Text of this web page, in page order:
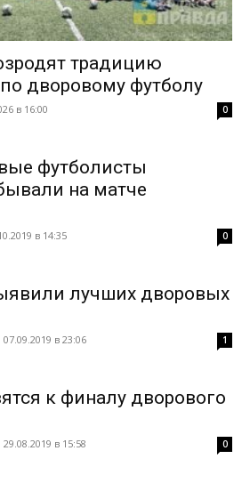
традицию
дворовому футболу
в 16:00 0
футболисты
на матче
в 14:35 0
лучших дворовых
07.09.2019 в 23:06 1
к финалу дворового
29.08.2019 в 15:58 0